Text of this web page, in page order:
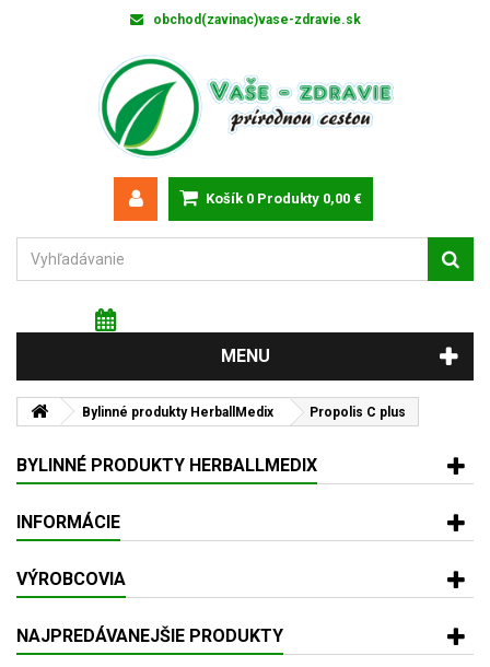
obchod(zavinac)vase-zdravie.sk
Košík 0 Produkty 0,00 €
MENU
Bylinné produkty HerballMedix Propolis C plus
BYLINNÉ PRODUKTY HERBALLMEDIX
INFORMÁCIE
VÝROBCOVIA
NAJPREDÁVANEJŠIE PRODUKTY